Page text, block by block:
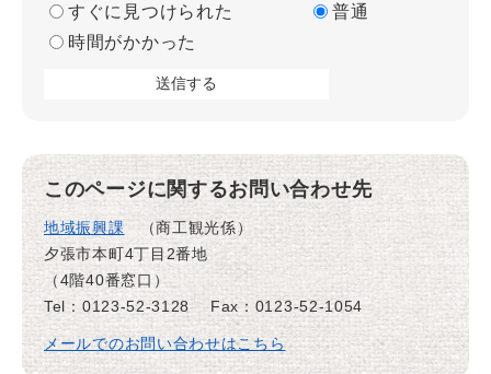
すぐに見つけられた
普通
時間がかかった
このページに関するお問い合わせ先
地域振興課
商工観光係
夕張市本町4丁目2番地
（4階40番窓口）
Tel：0123-52-3128
Fax：0123-52-1054
メールでのお問い合わせはこちら